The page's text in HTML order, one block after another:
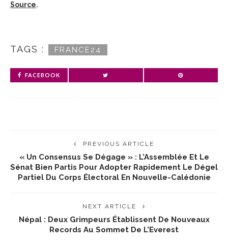
Source.
TAGS : FRANCE24
FACEBOOK
PREVIOUS ARTICLE
« Un Consensus Se Dégage » : L’Assemblée Et Le
Sénat Bien Partis Pour Adopter Rapidement Le Dégel
Partiel Du Corps Électoral En Nouvelle-Calédonie
NEXT ARTICLE
Népal : Deux Grimpeurs Établissent De Nouveaux
Records Au Sommet De L’Everest